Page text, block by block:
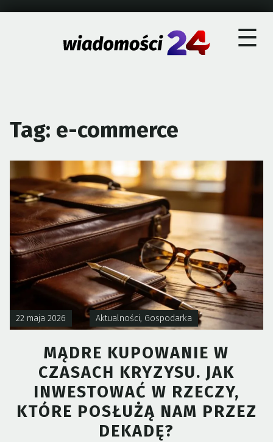
☰
×
Tag: e-commerce
22 maja 2026 Aktualności, Gospodarka
MĄDRE KUPOWANIE W
CZASACH KRYZYSU. JAK
INWESTOWAĆ W RZECZY,
KTÓRE POSŁUŻĄ NAM PRZEZ
DEKADĘ?